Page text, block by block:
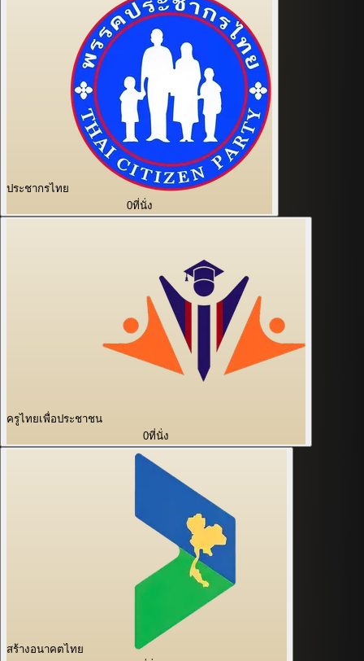
ประชากรไทย
0ที่นั่ง
ครูไทยเพื่อประชาชน
0ที่นั่ง
สร้างอนาคตไทย